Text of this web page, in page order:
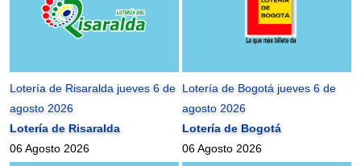
Lotería de Risaralda jueves 6 de
agosto 2026
Lotería de Risaralda
06 Agosto 2026
Lotería de Bogotá jueves 6 de
agosto 2026
Lotería de Bogotá
06 Agosto 2026